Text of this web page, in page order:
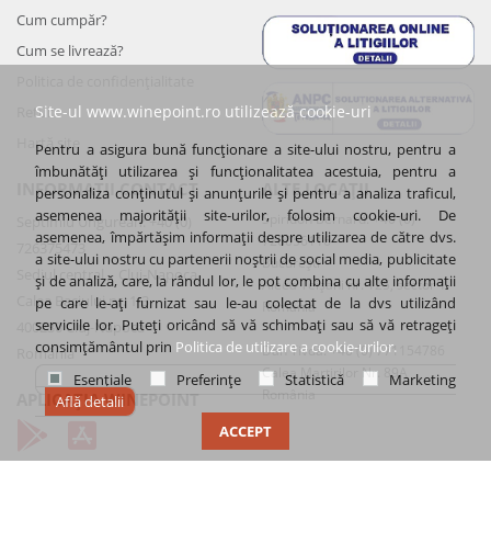
Cum cumpăr?
Cum se livrează?
Retur
Hartă site
INFORMAȚII CONTACT
Septimiu Ungurean: +40 (0)
726375473
Sediul central – Cluj-Napoca
Calea Baciului nr. 1-3
400230 Cluj-Napoca
România
APLICAȚIA WINEPOINT
ALTE LOCAȚII
Spiridon Bernard: +40 (0)
720056116
București
Aleea Teișani nr. 125, sector 1
România
Dan Tivdă: +40 (0) 771154786
Calea Martirilor Nr. 89A
România
Site-ul www.winepoint.ro utilizează cookie-uri
Pentru a asigura bună funcționare a site-ului nostru, pentru a
îmbunătăți utilizarea și funcționalitatea acestuia, pentru a
personaliza conținutul și anunțurile și pentru a analiza traficul,
asemenea majorității site-urilor, folosim cookie-uri. De
asemenea, împărtășim informații despre utilizarea de către dvs.
a site-ului nostru cu partenerii noștrii de social media, publicitate
și de analiză, care, la rândul lor, le pot combina cu alte informații
pe care le-ați furnizat sau le-au colectat de la dvs utilizând
serviciile lor. Puteți oricând să vă schimbați sau să vă retrageți
consimțământul prin Politica de utilizare a cookie-urilor.
Esențiale
Preferințe Statistică
Marketing
Află detalii
ACCEPT